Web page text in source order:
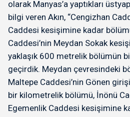
olarak Manyas’a yaptıkları
bilgi veren Akın, “Cengizhan
Caddesi kesişimine kadar
Caddesi’nin Meydan Sokak
yaklaşık 600 metrelik bölümün
geçirdik. Meydan çevresindeki
Maltepe Caddesi’nin Gönen
bir kilometrelik bölümü, İnönü
Egemenlik Caddesi kesişimine